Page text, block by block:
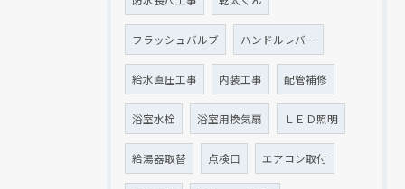
フラッシュバルブ ハンドルレバー
給水直圧工事 内装工事 配管補修
浴室水栓 浴室用換気扇 ＬＥＤ照明
給湯器取替 点検口 エアコン取付